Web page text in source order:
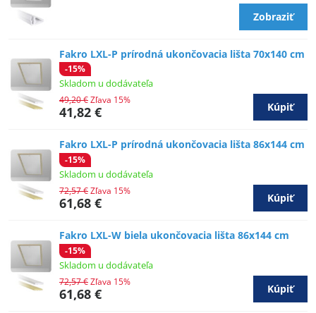
Zobraziť
Fakro LXL-P prírodná ukončovacia lišta 70x140 cm
-15%
Skladom u dodávateľa
41,82 €
49,20 €Zľava 15%
Kúpiť
Fakro LXL-P prírodná ukončovacia lišta 86x144 cm
-15%
Skladom u dodávateľa
61,68 €
72,57 €Zľava 15%
Kúpiť
Fakro LXL-W biela ukončovacia lišta 86x144 cm
-15%
Skladom u dodávateľa
61,68 €
72,57 €Zľava 15%
Kúpiť